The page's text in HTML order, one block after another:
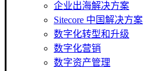
企业出海解决方案
Sitecore 中国解决方案
数字化转型和升级
数字化营销
数字资产管理